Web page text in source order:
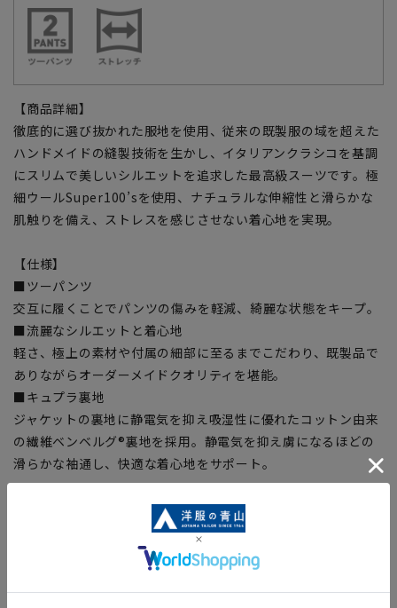
【商品詳細】
徹底的に選び抜かれた服地を使用、従来の既製服の域を超えた
ハンドメイドの縫製技術を生かし、イタリアンクラシコを基調
にスリムで美しいシルエットを追求した最高級スーツです。極
細ウールSuper100’sを使用、ナチュラルな伸縮性と滑らかな
肌触りを備え、ストレスを感じさせない着心地を実現。
【仕様】
■ツーパンツ
交互に履くことでパンツの傷みを軽減、綺麗な状態をキープ。
■流麗なシルエットと着心地
軽さ、極上の素材や付属の細部に至るまでこだわり、既製品で
ありながらオーダーメイドクオリティを堪能。
■キュプラ裏地
ジャケットの裏地に静電気を抑え吸湿性に優れたコットン由来
の繊維ベンベルグ®裏地を採用。静電気を抑え虜になるほどの
滑らかな袖通し、快適な着心地をサポート。
【シルエット】《細め(スリム)》 (当社比)
【商品に関するご注意】
■商品画像はサンプルのため、色味やサイズ等の仕様に変更が
ある場合がございますので、予めご了承ください。